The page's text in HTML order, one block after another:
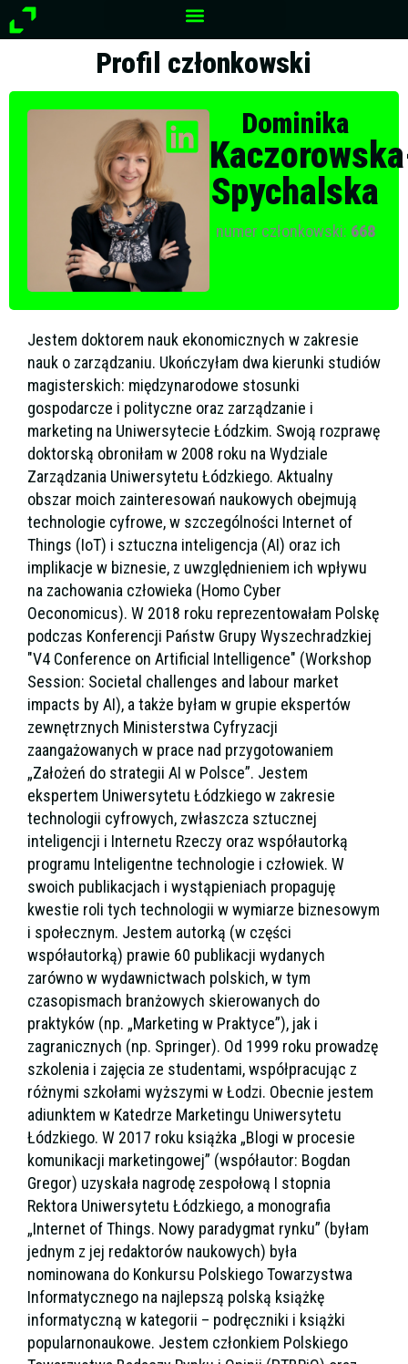
Przejdź
do
Profil członkowski
Dominika
Spychalska
numer członkowski: 668
Jestem doktorem nauk ekonomicznych w zakresie
nauk o zarządzaniu. Ukończyłam dwa kierunki studiów
magisterskich: międzynarodowe stosunki
gospodarcze i polityczne oraz zarządzanie i
marketing na Uniwersytecie Łódzkim. Swoją rozprawę
doktorską obroniłam w 2008 roku na Wydziale
Zarządzania Uniwersytetu Łódzkiego. Aktualny
obszar moich zainteresowań naukowych obejmują
technologie cyfrowe, w szczególności Internet of
Things (IoT) i sztuczna inteligencja (AI) oraz ich
implikacje w biznesie, z uwzględnieniem ich wpływu
na zachowania człowieka (Homo Cyber
Oeconomicus). W 2018 roku reprezentowałam Polskę
podczas Konferencji Państw Grupy Wyszechradzkiej
"V4 Conference on Artificial Intelligence" (Workshop
Session: Societal challenges and labour market
impacts by AI), a także byłam w grupie ekspertów
zewnętrznych Ministerstwa Cyfryzacji
zaangażowanych w prace nad przygotowaniem
„Założeń do strategii AI w Polsce”. Jestem
ekspertem Uniwersytetu Łódzkiego w zakresie
technologii cyfrowych, zwłaszcza sztucznej
inteligencji i Internetu Rzeczy oraz współautorką
programu Inteligentne technologie i człowiek. W
swoich publikacjach i wystąpieniach propaguję
kwestie roli tych technologii w wymiarze biznesowym
i społecznym. Jestem autorką (w części
współautorką) prawie 60 publikacji wydanych
zarówno w wydawnictwach polskich, w tym
czasopismach branżowych skierowanych do
praktyków (np. „Marketing w Praktyce”), jak i
zagranicznych (np. Springer). Od 1999 roku prowadzę
szkolenia i zajęcia ze studentami, współpracując z
różnymi szkołami wyższymi w Łodzi. Obecnie jestem
adiunktem w Katedrze Marketingu Uniwersytetu
Łódzkiego. W 2017 roku książka „Blogi w procesie
komunikacji marketingowej” (współautor: Bogdan
Gregor) uzyskała nagrodę zespołową I stopnia
Rektora Uniwersytetu Łódzkiego, a monografia
„Internet of Things. Nowy paradygmat rynku” (byłam
jednym z jej redaktorów naukowych) była
nominowana do Konkursu Polskiego Towarzystwa
Informatycznego na najlepszą polską książkę
informatyczną w kategorii – podręczniki i książki
popularnonaukowe. Jestem członkiem Polskiego